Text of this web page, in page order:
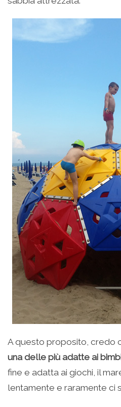
A questo proposito, credo
una delle più adatte ai
fine e adatta ai giochi, il
lentamente e raramente ci